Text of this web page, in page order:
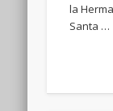
la
Santa …